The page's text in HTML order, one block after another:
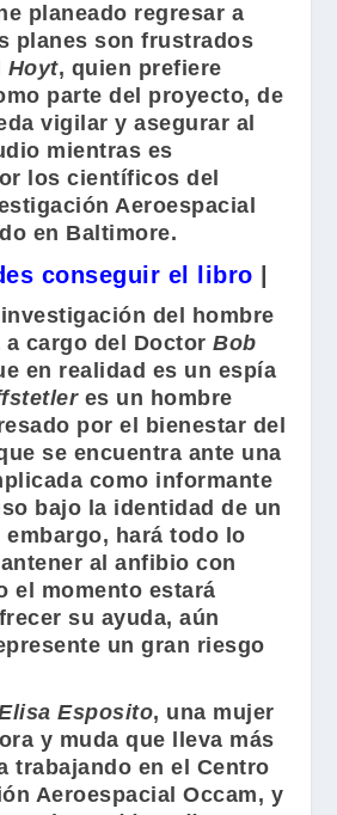
planeado regresar a
planes son frustrados
Hoyt, quien prefiere
parte del proyecto, de
vigilar y asegurar al
mientras es
los científicos del
Aeroespacial
en Baltimore.
conseguir el libro
del hombre
a cargo del DoctorBob
en realidad es un espía
es un hombre
por el bienestar del
se encuentra ante una
como informante
bajo la identidad de un
hará todo lo
al anfibio con
el momento estará
su ayuda, aún
un gran riesgo
Esposito, una mujer
y muda que lleva más
trabajando en el Centro
Aeroespacial Occam, y